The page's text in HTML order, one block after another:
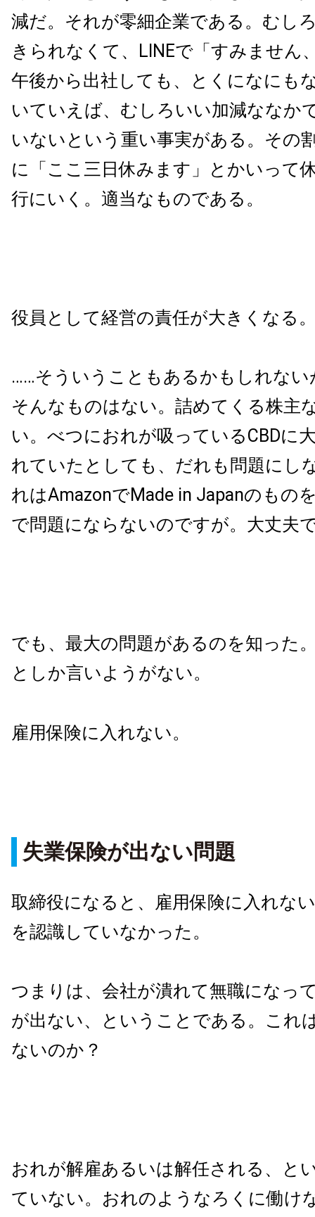
減だ。それが零細企業である。むし
きられなくて、LINEで「すみません
午後から出社しても、とくになにも
いていえば、むしろいい加減ななか
いないという重い事実がある。その
に「ここ三日休みます」とかいって
行にいく。適当なものである。
役員として経営の責任が大きくなる
……そういうこともあるかもしれない
そんなものはない。詰めてくる株主
い。べつにおれが吸っているCBDに
れていたとしても、だれも問題にし
れはAmazonでMade in Japanのもの
で問題にならないのですが。大丈夫
でも、最大の問題があるのを知った
としか言いようがない。
雇用保険に入れない。
失業保険が出ない問題
取締役になると、雇用保険に入れな
を認識していなかった。
つまりは、会社が潰れて無職になっ
が出ない、ということである。これ
ないのか？
おれが解雇あるいは解任される、と
ていない。おれのようなろくに働け